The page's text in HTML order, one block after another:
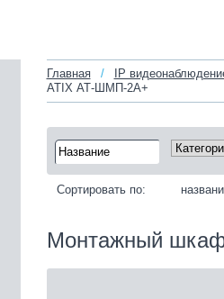
Главная /
IP
ATIX АТ-ШМП-2А+
Сортировать по:
Монтажный